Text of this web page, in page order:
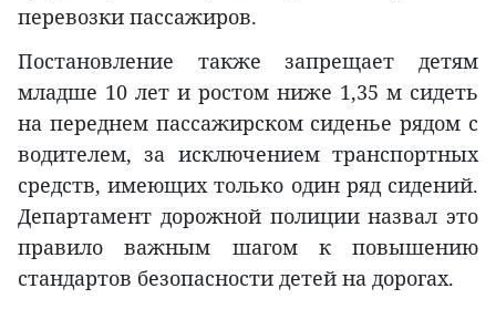
перевозки пассажиров.
Постановление также запрещает детям
младше 10 лет и ростом ниже 1,35 м сидеть
на переднем пассажирском сиденье рядом с
водителем, за исключением транспортных
средств, имеющих только один ряд сидений.
Департамент дорожной полиции назвал это
правило важным шагом к повышению
стандартов безопасности детей на дорогах.